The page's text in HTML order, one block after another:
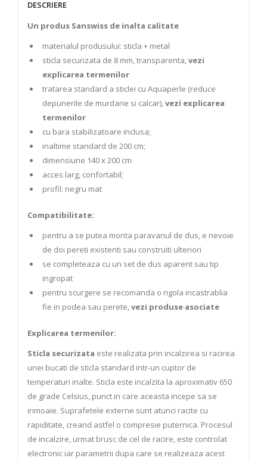
DESCRIERE
Un produs Sanswiss de inalta calitate
materialul produsului: sticla + metal
sticla securizata de 8 mm, transparenta,vezi
explicarea termenilor
tratarea standard a sticlei cu Aquaperle (reduce
depunerile de murdarie si calcar),vezi explicarea
termenilor
cu bara stabilizatoare inclusa;
inaltime standard de 200 cm;
dimensiune 140 x 200 cm
acces larg, confortabil;
profil: negru mat
Compatibilitate:
pentru a se putea monta paravanul de dus, e nevoie
de doi pereti existenti sau construiti ulteriori
se completeaza cu un set de dus aparent sau tip
ingropat
pentru scurgere se recomanda o rigola incastrablia
fie in podea sau perete,vezi produse asociate
Explicarea termenilor:
Sticla securizata este realizata prin incalzirea si racirea
unei bucati de sticla standard intr-un cuptor de
temperaturi inalte. Sticla este incalzita la aproximativ 650
de grade Celsius, punct in care aceasta incepe sa se
inmoaie. Suprafetele externe sunt atunci racite cu
rapiditate, creand astfel o compresie puternica. Procesul
de incalzire, urmat brusc de cel de racire, este controlat
electronic iar parametrii dupa care se realizeaza acest